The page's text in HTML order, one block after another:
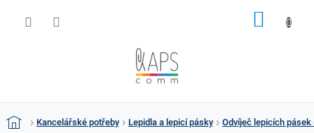
DomůKancelářské potřeby Lepidla a lepicí pásky Odvíječ lepicích